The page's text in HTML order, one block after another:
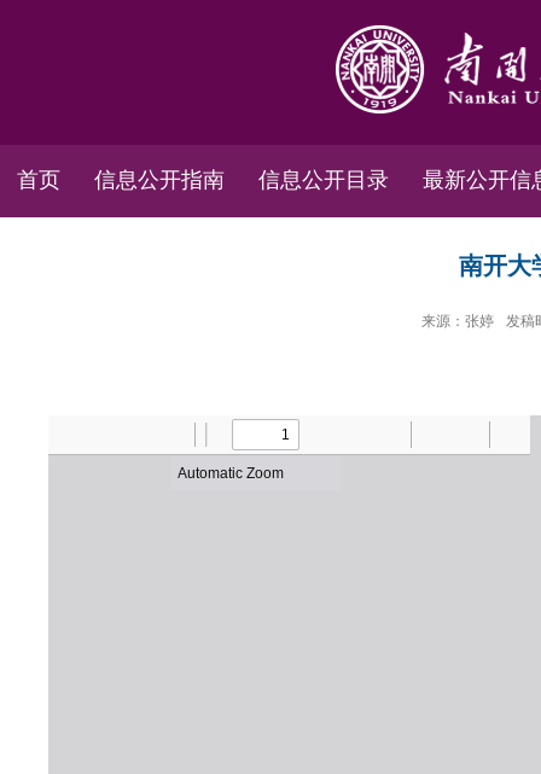
首页 信息公开指南 信息公开目录 最新公开信
南开大
来源：张婷 发稿